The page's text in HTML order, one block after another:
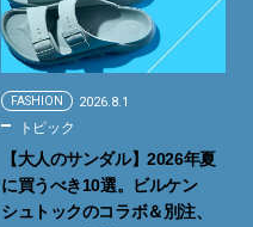
FASHION 2026.8.1
トピック
【大人のサンダル】2026年夏
に買うべき10選。ビルケン
シュトックのコラボ＆別注、